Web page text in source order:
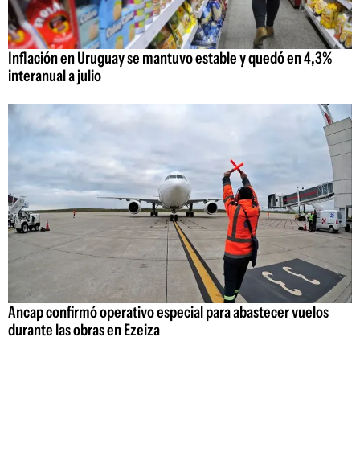
Inflación en Uruguay se mantuvo estable y quedó en 4,3%
interanual a julio
Ancap confirmó operativo especial para abastecer vuelos
durante las obras en Ezeiza